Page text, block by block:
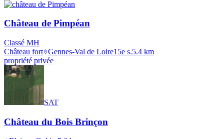
Château de Pimpéan
Classé MH
Château fort Gennes-Val de Loire15e s.5.4 km
propriété privée
SAT
Château du Bois Brinçon